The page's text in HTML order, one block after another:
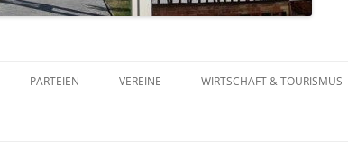
PARTEIEN VEREINE WIRTSCHAFT & TOURISMUS